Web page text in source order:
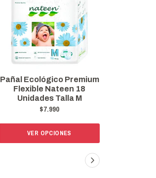
Pañal Ecológico Premium
Flexible Nateen 18
Unidades Talla M
$7.990
VER OPCIONES